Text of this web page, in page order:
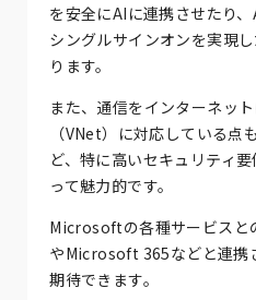
を安全にAIに連携させたり
シングルサインオンを実現
ります。
また、通信をインターネッ
（VNet）に対応している点
ど、特に高いセキュリティ
って魅力的です。
Microsoftの各種サービスと
やMicrosoft 365などと連携
期待できます。